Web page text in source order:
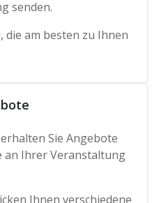
senden.
die am besten zu Ihnen
Sie Angebote
an Ihrer Veranstaltung
Ihnen verschiedene